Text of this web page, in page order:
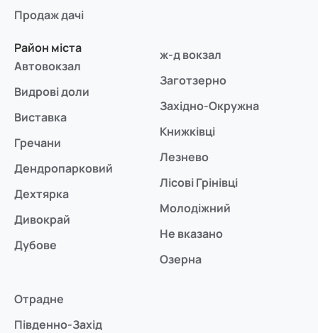
Продаж дачі
Район міста
Автовокзал
Видрові доли
Виставка
Гречани
Дендропарковий
Дехтярка
Дивокрай
Дубове
ж-д вокзал
Заготзерно
Західно-Окружна
Книжківці
Лезнево
Лісові Грінівці
Молодіжний
Не вказано
Озерна
Отрадне
Південно-Захід